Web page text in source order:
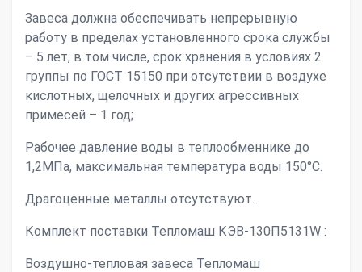
Завеса должна обеспечивать непрерывную
работу в пределах установленного срока службы
– 5 лет, в том числе, срок хранения в условиях 2
группы по ГОСТ 15150 при отсутствии в воздухе
кислотных, щелочных и других агрессивных
примесей – 1 год;
Рабочее давление воды в теплообменнике до
1,2МПа, максимальная температура воды 150°С.
Драгоценные металлы отсутствуют.
Комплект поставки Тепломаш КЭВ-130П5131W :
Воздушно-тепловая завеса Тепломаш